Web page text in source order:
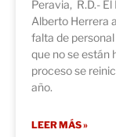
Peravia, R.D.-
Alberto Herrera
falta de
que no se están
proceso se
año.
LEER MÁS »